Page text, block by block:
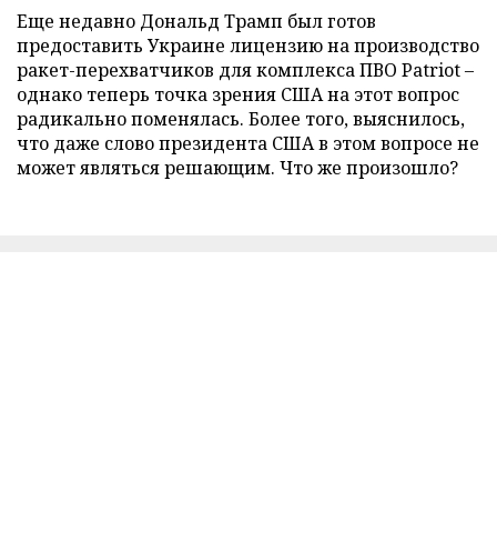
Еще недавно Дональд Трамп был готов
предоставить Украине лицензию на производство
ракет-перехватчиков для комплекса ПВО Patriot –
однако теперь точка зрения США на этот вопрос
радикально поменялась. Более того, выяснилось,
что даже слово президента США в этом вопросе не
может являться решающим. Что же произошло?